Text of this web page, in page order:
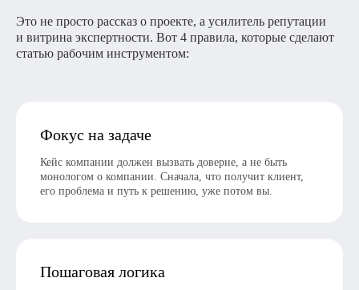
Это не просто рассказ о проекте, а усилитель репутации
и витрина экспертности. Вот 4 правила, которые сделают
статью рабочим инструментом:
Фокус на задаче
Кейс компании должен вызвать доверие, а не быть
монологом о компании. Сначала, что получит клиент,
его проблема и путь к решению, уже потом вы.
Пошаговая логика